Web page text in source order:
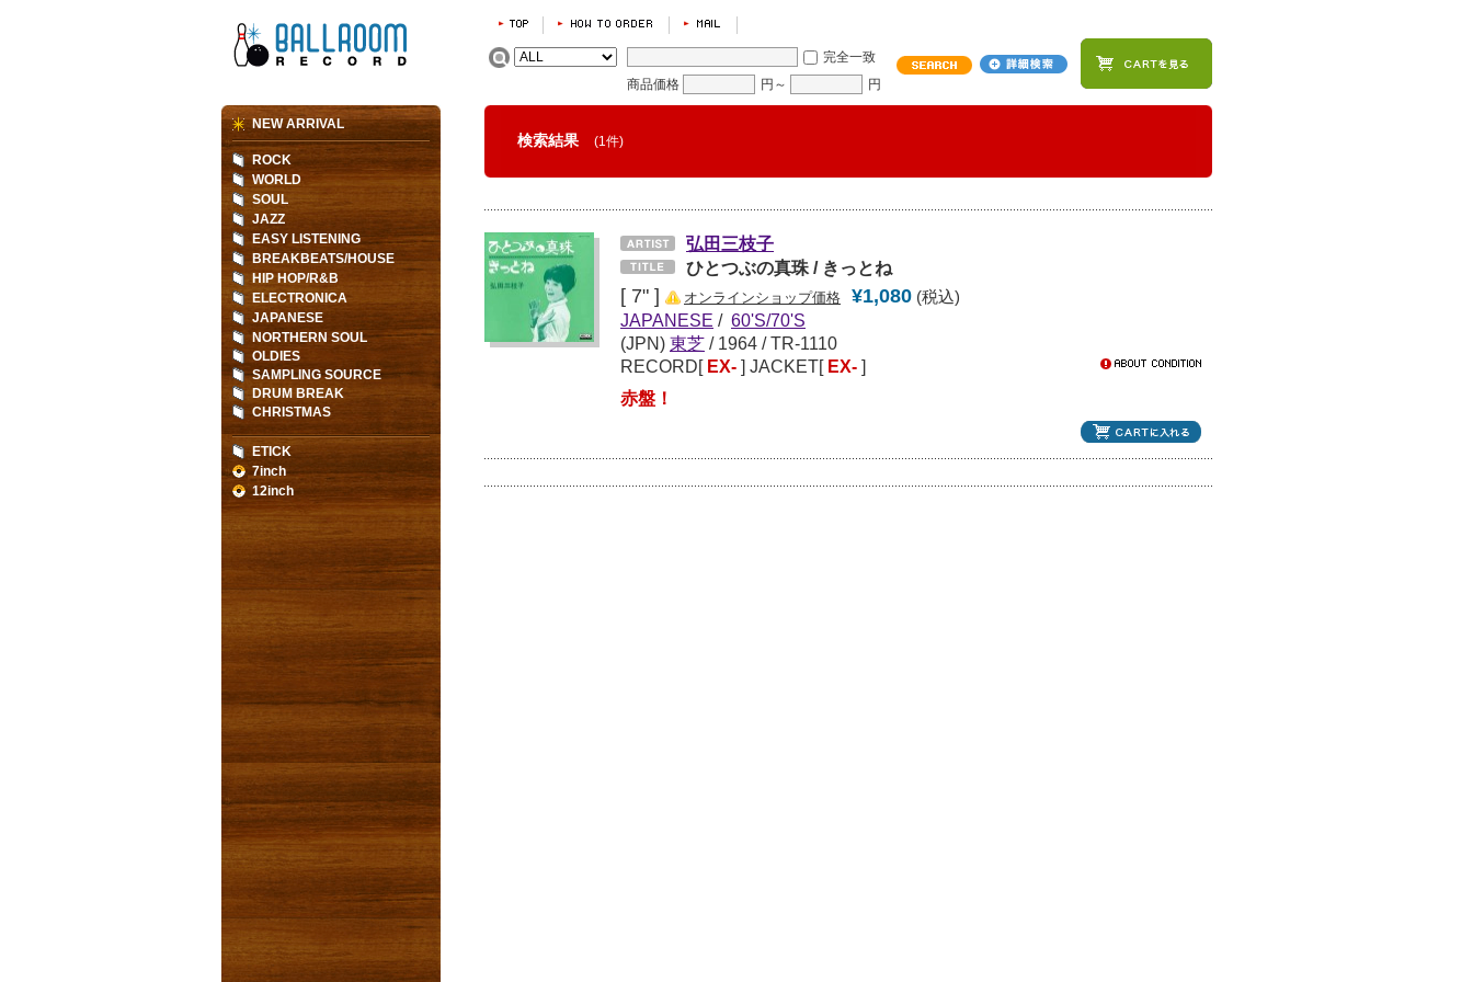
完全一致
商品価格
円～ 円
検索結果 (1件)
弘田三枝子
ひとつぶの真珠 / きっとね
[ 7" ] オンラインショップ価格 ¥1,080 (税込)
JAPANESE / 60'S/70'S
(JPN) 東芝 /1964 / TR-1110
RECORD[ EX- ] JACKET[ EX- ]
赤盤！
NEW ARRIVAL
ROCK
WORLD
SOUL
JAZZ
EASY LISTENING
BREAKBEATS/HOUSE
HIP HOP/R&B
ELECTRONICA
JAPANESE
NORTHERN SOUL
OLDIES
SAMPLING SOURCE
DRUM BREAK
CHRISTMAS
ETICK
7inch
12inch